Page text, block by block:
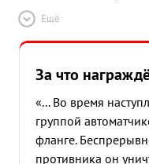
Ещё
За что
«... Во время
группой
фланге.
противника он